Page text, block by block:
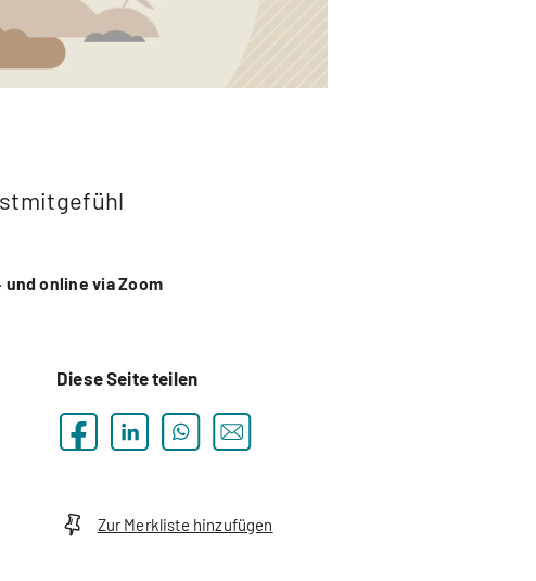
online via Zoom
Diese Seite teilen
Zur Merkliste hinzufügen